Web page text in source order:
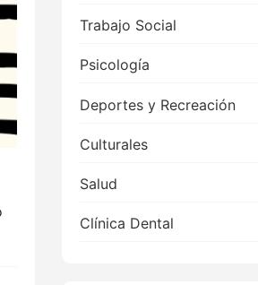
Trabajo Social
Psicología
Deportes y Recreación
Culturales
Salud
Clínica Dental